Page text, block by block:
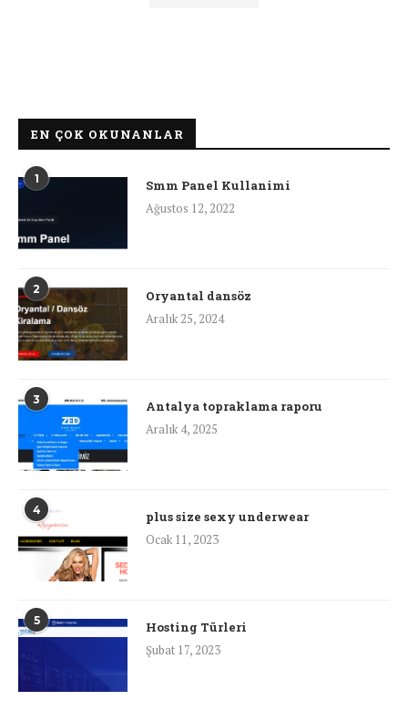
EN ÇOK OKUNANLAR
1
Smm Panel Kullanimi
Ağustos 12, 2022
2
Oryantal dansöz
Aralık 25, 2024
3
Antalya topraklama raporu
Aralık 4, 2025
4
plus size sexy underwear
Ocak 11, 2023
5
Hosting Türleri
Şubat 17, 2023